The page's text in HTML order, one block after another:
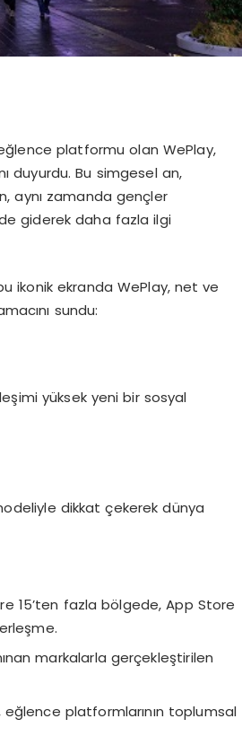
platformu olan WePlay,
duyurdu. Bu simgesel an,
aynı zamanda gençler
giderek daha fazla ilgi
ikonik ekranda WePlay, net ve
sundu:
yüksek yeni bir sosyal
dikkat çekerek dünya
15’ten fazla bölgede, App Store
markalarla gerçekleştirilen
eğlence platformlarının toplumsal